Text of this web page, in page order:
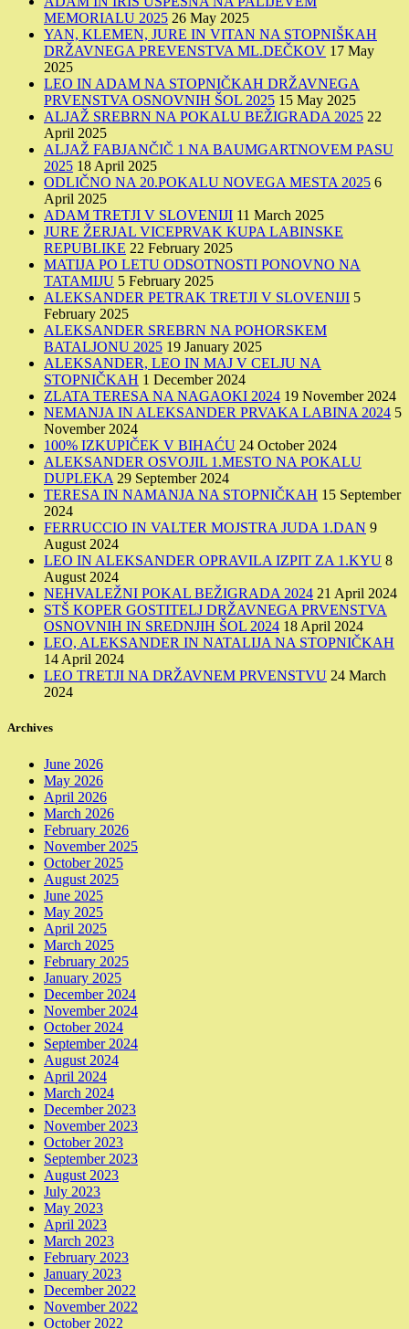
MEMORIALU 2025 26 May 2025
YAN, KLEMEN, JURE IN VITAN NA STOPNIŠKAH
DRŽAVNEGA PREVENSTVA ML.DEČKOV 17 May
2025
LEO IN ADAM NA STOPNIČKAH DRŽAVNEGA
PRVENSTVA OSNOVNIH ŠOL 2025 15 May 2025
ALJAŽ SREBRN NA POKALU BEŽIGRADA 2025 22
April 2025
ALJAŽ FABJANČIČ 1 NA BAUMGARTNOVEM PASU
2025 18 April 2025
ODLIČNO NA 20.POKALU NOVEGA MESTA 2025 6
April 2025
ADAM TRETJI V SLOVENIJI 11 March 2025
JURE ŽERJAL VICEPRVAK KUPA LABINSKE
REPUBLIKE 22 February 2025
MATIJA PO LETU ODSOTNOSTI PONOVNO NA
TATAMIJU 5 February 2025
ALEKSANDER PETRAK TRETJI V SLOVENIJI 5
February 2025
ALEKSANDER SREBRN NA POHORSKEM
BATALJONU 2025 19 January 2025
ALEKSANDER, LEO IN MAJ V CELJU NA
STOPNIČKAH 1 December 2024
ZLATA TERESA NA NAGAOKI 2024 19 November 2024
NEMANJA IN ALEKSANDER PRVAKA LABINA 2024 5
November 2024
100% IZKUPIČEK V BIHAĆU 24 October 2024
ALEKSANDER OSVOJIL 1.MESTO NA POKALU
DUPLEKA 29 September 2024
TERESA IN NAMANJA NA STOPNIČKAH 15 September
2024
FERRUCCIO IN VALTER MOJSTRA JUDA 1.DAN 9
August 2024
LEO IN ALEKSANDER OPRAVILA IZPIT ZA 1.KYU 8
August 2024
NEHVALEŽNI POKAL BEŽIGRADA 2024 21 April 2024
STŠ KOPER GOSTITELJ DRŽAVNEGA PRVENSTVA
OSNOVNIH IN SREDNJIH ŠOL 2024 18 April 2024
LEO, ALEKSANDER IN NATALIJA NA STOPNIČKAH
14 April 2024
LEO TRETJI NA DRŽAVNEM PRVENSTVU 24 March
2024
Archives
June 2026
May 2026
April 2026
March 2026
February 2026
November 2025
October 2025
August 2025
June 2025
May 2025
April 2025
March 2025
February 2025
January 2025
December 2024
November 2024
October 2024
September 2024
August 2024
April 2024
March 2024
December 2023
November 2023
October 2023
September 2023
August 2023
July 2023
May 2023
April 2023
March 2023
February 2023
January 2023
December 2022
November 2022
October 2022